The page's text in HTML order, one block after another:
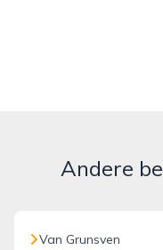
Andere
Van Grunsven